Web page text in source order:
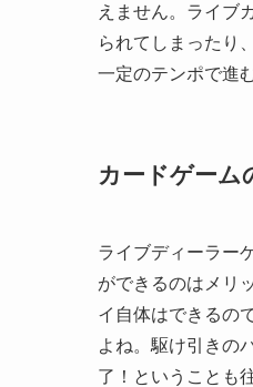
えません。ライブ
られてしまったり
一定のテンポで進
カードゲーム
ライブディーラー
ができるのはメリ
イ自体はできるの
よね。駆け引きの
了！ということも